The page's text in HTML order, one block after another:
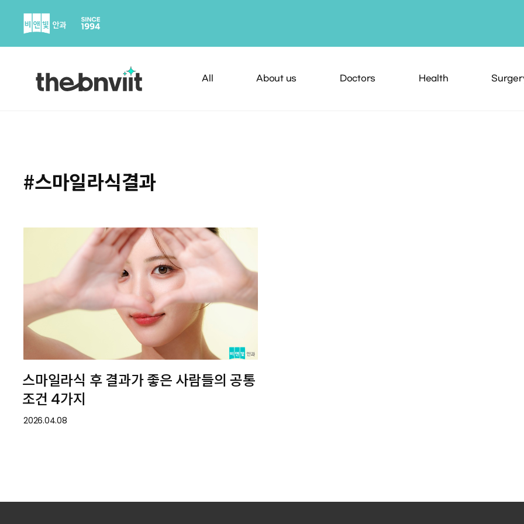
content
All About us Doctors Health
#스마일라식결과
스마일라식 후 결과가 좋은 사람들의 공통
조건 4가지
2026.04.08